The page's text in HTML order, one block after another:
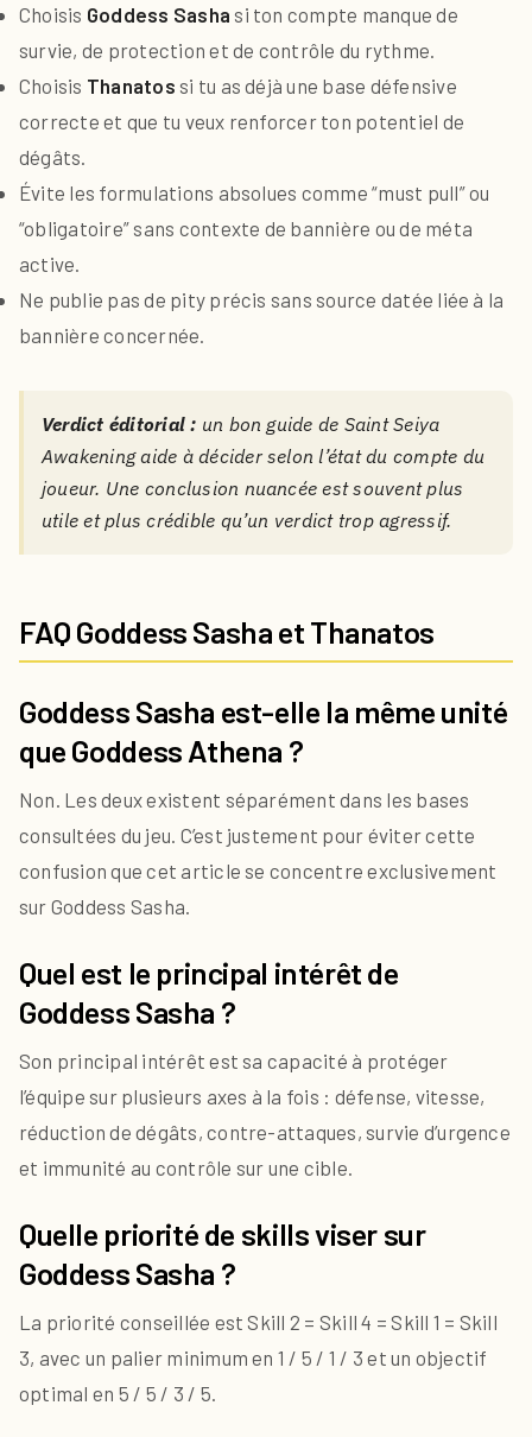
Choisis Goddess Sasha si ton compte manque de
survie, de protection et de contrôle du rythme.
Choisis Thanatos si tu as déjà une base défensive
correcte et que tu veux renforcer ton potentiel de
dégâts.
Évite les formulations absolues comme “must pull” ou
“obligatoire” sans contexte de bannière ou de méta
active.
Ne publie pas de pity précis sans source datée liée à la
bannière concernée.
Verdict éditorial : un bon guide de Saint Seiya
Awakening aide à décider selon l’état du compte du
joueur. Une conclusion nuancée est souvent plus
utile et plus crédible qu’un verdict trop agressif.
FAQ Goddess Sasha et Thanatos
Goddess Sasha est-elle la même unité
que Goddess Athena ?
Non. Les deux existent séparément dans les bases
consultées du jeu. C’est justement pour éviter cette
confusion que cet article se concentre exclusivement
sur Goddess Sasha.
Quel est le principal intérêt de
Goddess Sasha ?
Son principal intérêt est sa capacité à protéger
l’équipe sur plusieurs axes à la fois : défense, vitesse,
réduction de dégâts, contre-attaques, survie d’urgence
et immunité au contrôle sur une cible.
Quelle priorité de skills viser sur
Goddess Sasha ?
La priorité conseillée est Skill 2 = Skill 4 = Skill 1 = Skill
3, avec un palier minimum en 1 / 5 / 1 / 3 et un objectif
optimal en 5 / 5 / 3 / 5.